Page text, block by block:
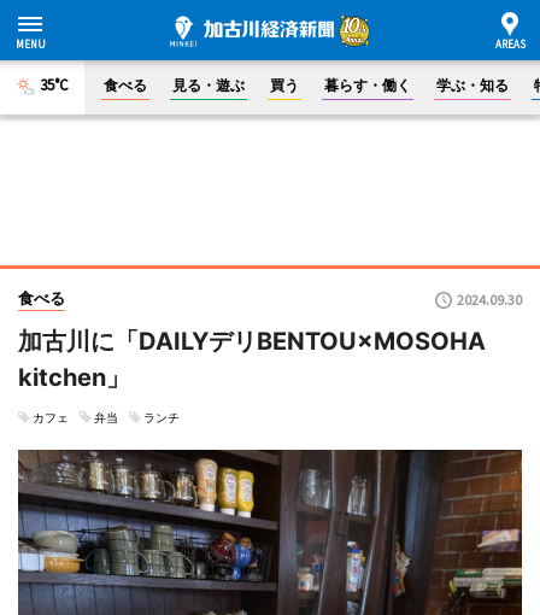
35°C 食べる 見る・遊ぶ 買う 暮らす・働く 学ぶ・知る
食べる 2024.09.30
加古川に「DAILYデリBENTOU×MOSOHA
kitchen」
カフェ 弁当 ランチ